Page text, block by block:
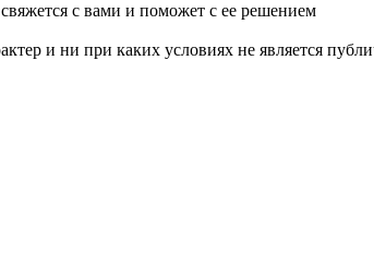
с вами и поможет с ее решением
и ни при каких условиях не является